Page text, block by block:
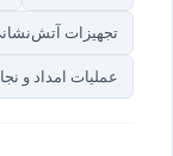
تجهیزات
عملیات امداد و